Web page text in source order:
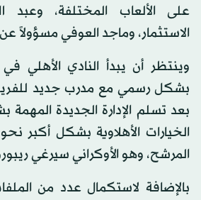
على الألعاب المختلفة،
الاستثمار، وماجد العوفي مسؤولاً
وينتظر أن يبدأ النادي الأهلي
بشكل رسمي مع مدرب جديد للفريق
بعد تسلم الإدارة الجديدة
الخيارات الأهلاوية بشكل أكبر
المرشح، وهو الأوكراني سيرغي
بالإضافة لاستكمال عدد من